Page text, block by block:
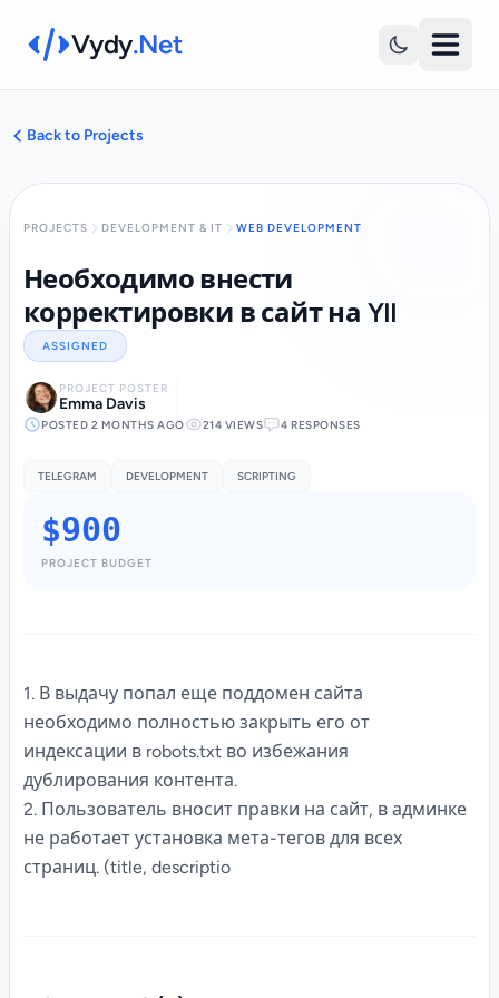
Vydy.Net
Back to Projects
PROJECTS DEVELOPMENT & IT WEB DEVELOPMENT
Необходимо внести
корректировки в сайт на YII
ASSIGNED
PROJECT POSTER
Emma Davis
POSTED 2 MONTHS AGO 214 VIEWS 4 RESPONSES
TELEGRAM DEVELOPMENT SCRIPTING
$900
PROJECT BUDGET
1. В выдачу попал еще поддомен сайта
необходимо полностью закрыть его от
индексации в robots.txt во избежания
дублирования контента.
2. Пользователь вносит правки на сайт, в админке
не работает установка мета-тегов для всех
страниц. (title, descriptio